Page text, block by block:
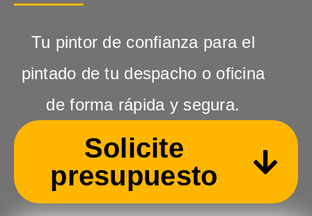
Tu pintor de confianza para el
pintado de tu despacho o oficina
de forma rápida y segura.
Solicite
presupuesto